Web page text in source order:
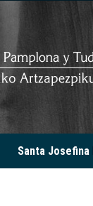
Santa Josefina